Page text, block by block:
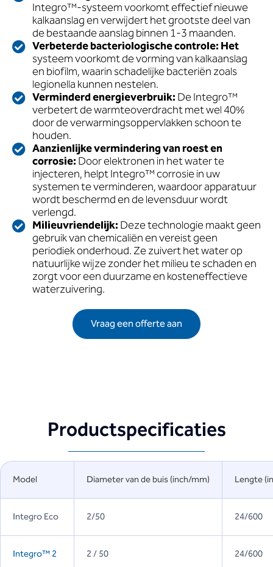
Integro™-systeem voorkomt effectief nieuwe
kalkaanslag en verwijdert het grootste deel van
de bestaande aanslag binnen 1-3 maanden.
Verbeterde bacteriologische controle: Het
systeem voorkomt de vorming van kalkaanslag
en biofilm, waarin schadelijke bacteriën zoals
legionella kunnen nestelen.
Verminderd energieverbruik:De Integro™
verbetert de warmteoverdracht met wel 40%
door de verwarmingsoppervlakken schoon te
houden.
Aanzienlijke vermindering van roest en
corrosie:Door elektronen in het water te
injecteren, helpt Integro™ corrosie in uw
systemen te verminderen, waardoor apparatuur
wordt beschermd en de levensduur wordt
verlengd.
Milieuvriendelijk:Deze technologie maakt geen
gebruik van chemicaliën en vereist geen
periodiek onderhoud. Ze zuivert het water op
natuurlijke wijze zonder het milieu te schaden en
zorgt voor een duurzame en kosteneffectieve
waterzuivering.
Vraag een offerte aan
Productspecificaties
Model Diameter van de buis (inch/mm) Lengte
Integro Eco 2/50 24/600
Integro™ 2 2 / 50 24/600